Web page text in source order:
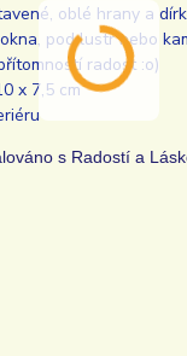
oblé hrany a
pod lustr nebo
radost :o)
x 7,5 cm
s Radostí a